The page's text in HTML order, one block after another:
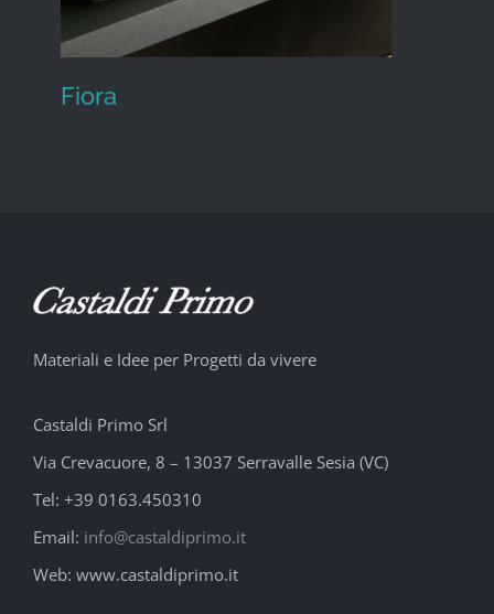
Fiora
Materiali e Idee per Progetti da vivere
Castaldi Primo Srl
Via Crevacuore, 8 – 13037 Serravalle Sesia (VC)
Tel: +39 0163.450310
Email: info@castaldiprimo.it
Web: www.castaldiprimo.it